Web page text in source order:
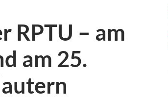
RPTU – am
am 25.